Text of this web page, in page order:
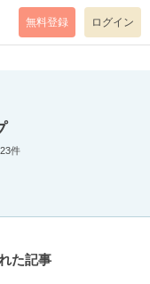
level=notice
無料登録 ログイン
件
た記事